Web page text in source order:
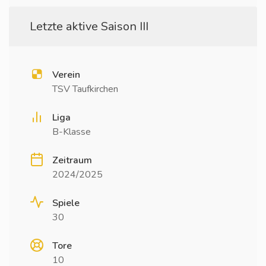
Letzte aktive Saison III
Verein
TSV Taufkirchen
Liga
B-Klasse
Zeitraum
2024/2025
Spiele
30
Tore
10